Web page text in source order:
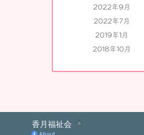
2022年9月
2022年7月
2019年1月
2018年10月